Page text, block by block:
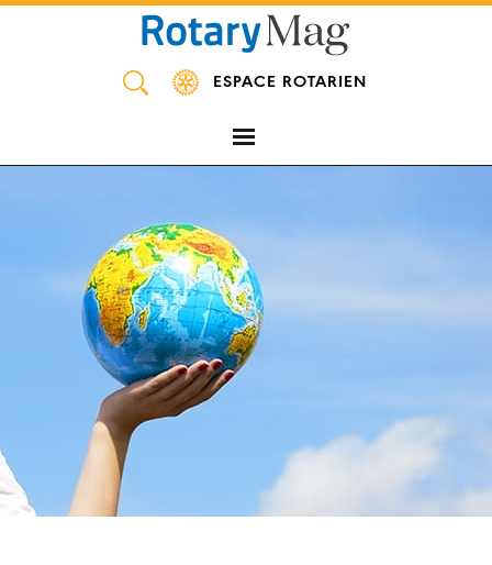
ESPACE ROTARIEN
Panneau de gestion des cookies